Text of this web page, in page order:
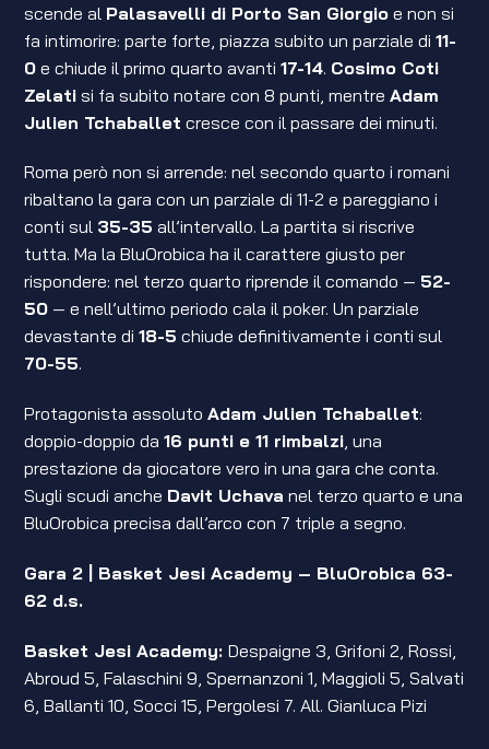
scende al Palasavelli di Porto San Giorgio e non si
fa intimorire: parte forte, piazza subito un parziale di11-
0 e chiude il primo quarto avanti17-14. Cosimo Coti
Zelati si fa subito notare con 8 punti, mentreAdam
Julien Tchaballet cresce con il passare dei minuti.
Roma però non si arrende: nel secondo quarto i romani
ribaltano la gara con un parziale di 11-2 e pareggiano i
conti sul 35-35 all’intervallo. La partita si riscrive
tutta. Ma la BluOrobica ha il carattere giusto per
rispondere: nel terzo quarto riprende il comando — 52-
50 — e nell’ultimo periodo cala il poker. Un parziale
devastante di18-5 chiude definitivamente i conti sul
70-55.
Protagonista assolutoAdam Julien Tchaballet:
doppio-doppio da16 punti e 11 rimbalzi, una
prestazione da giocatore vero in una gara che conta.
Sugli scudi anche Davit Uchava nel terzo quarto e una
BluOrobica precisa dall’arco con 7 triple a segno.
Gara 2 | Basket Jesi Academy – BluOrobica 63-
62 d.s.
Basket Jesi Academy:Despaigne 3, Grifoni 2, Rossi,
Abroud 5, Falaschini 9, Spernanzoni 1, Maggioli 5, Salvati
6, Ballanti 10, Socci 15, Pergolesi 7. All. Gianluca Pizi